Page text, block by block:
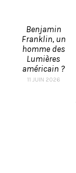
Benjamin
Franklin, un
homme des
Lumières
américain ?
11 JUIN 2026